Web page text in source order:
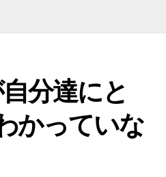
分達にと
かっていな